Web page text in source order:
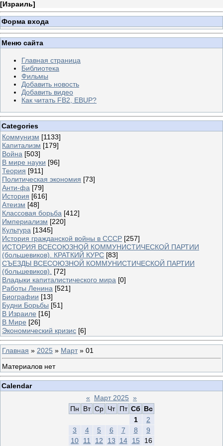
[Израиль]
Форма входа
Меню сайта
Главная страница
Библиотека
Фильмы
Добавить новость
Добавить видео
Как читать FB2, EBUP?
Categories
Коммунизм [1133]
Капитализм [179]
Война [503]
В мире науки [96]
Теория [911]
Политическая экономия [73]
Анти-фа [79]
История [616]
Атеизм [48]
Классовая борьба [412]
Империализм [220]
Культура [1345]
История гражданской войны в СССР [257]
ИСТОРИЯ ВСЕСОЮЗНОЙ КОММУНИСТИЧЕСКОЙ ПАРТИИ
(большевиков). КРАТКИЙ КУРС [83]
СЪЕЗДЫ ВСЕСОЮЗНОЙ КОММУНИСТИЧЕСКОЙ ПАРТИИ
(большевиков).
[72]
Владыки капиталистического мира [0]
Работы Ленина [521]
Биографии [13]
Будни Борьбы [51]
В Израиле [16]
В Мире [26]
Экономический кризис [6]
Главная » 2025 » Март » 01
Материалов нет
Calendar
«
Март 2025 »
Пн
Вт Ср Чт Пт Сб Вс
1
2
3
4 5 6 7 8
9
10
11 12 13 14 15 16